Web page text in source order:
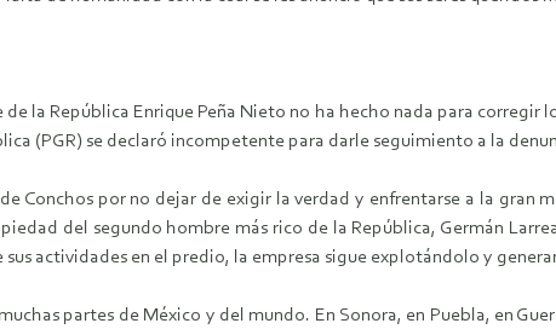
la República Enrique Peña Nieto no ha hecho nada para corregir
(PGR) se declaró incompetente para darle seguimiento a la
Conchos por no dejar de exigir la verdad y enfrentarse a la
del segundo hombre más rico de la República, Germán
sus actividades en el predio, la empresa sigue explotándolo y
partes de México y del mundo. En Sonora, en Puebla, en